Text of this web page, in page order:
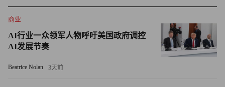
人信息遭到黑客滥用。该公司未说明其是否支付了赎金。
嘉年华公司的股价在周四下跌了3%。（财富中文网）
商业
AI行业一众领军人物呼吁美国政府调控
AI发展节奏
Beatrice Nolan 3天前